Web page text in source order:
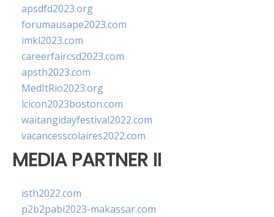
apsdfd2023.org
forumausape2023.com
imkl2023.com
careerfaircsd2023.com
apsth2023.com
MedItRio2023.org
lcicon2023boston.com
waitangidayfestival2022.com
vacancesscolaires2022.com
MEDIA PARTNER II
isth2022.com
p2b2pabi2023-makassar.com